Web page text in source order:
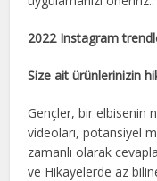
2022 Instagram
Size ait ürünlerinizin
Gençler, bir elbisenin
videoları, potansiyel
zamanlı olarak
ve Hikayelerde az